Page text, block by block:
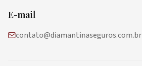
E-mail
contato@diamantinaseguros.com.br